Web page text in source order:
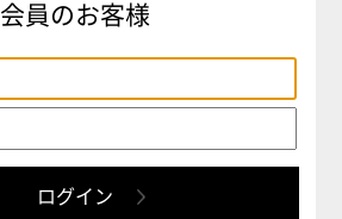
会員のお客様